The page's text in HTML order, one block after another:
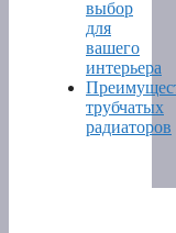
выбор
для
вашего
интерьера
трубчатых
радиаторов